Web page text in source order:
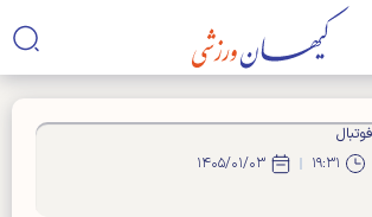
فوتبال
۱۹:۳۱ ۱۴۰۵/۰۱/۰۳